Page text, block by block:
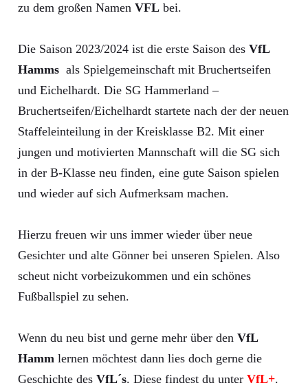
zu dem großen Namen VFL bei.
Die Saison 2023/2024 ist die erste Saison des VfL
Hamms als Spielgemeinschaft mit Bruchertseifen
und Eichelhardt. Die SG Hammerland –
Bruchertseifen/Eichelhardt startete nach der der neuen
Staffeleinteilung in der Kreisklasse B2. Mit einer
jungen und motivierten Mannschaft will die SG sich
in der B-Klasse neu finden, eine gute Saison spielen
und wieder auf sich Aufmerksam machen.
Hierzu freuen wir uns immer wieder über neue
Gesichter und alte Gönner bei unseren Spielen. Also
scheut nicht vorbeizukommen und ein schönes
Fußballspiel zu sehen.
Wenn du neu bist und gerne mehr über den VfL
Hamm lernen möchtest dann lies doch gerne die
Geschichte des VfL´s. Diese findest du unter VfL+.